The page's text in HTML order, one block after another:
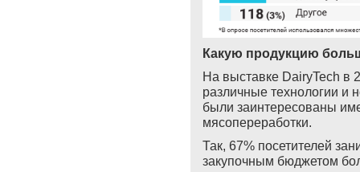
Какую продукцию
На выставке DairyTech в
различные технологии и
были заинтересованы
мясопереработки.
Так, 67% посетителей
закупочным бюджетом